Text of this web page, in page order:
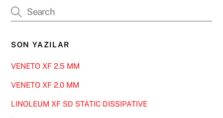
SON YAZILAR
VENETO XF 2.5 MM
VENETO XF 2.0 MM
LINOLEUM XF SD STATIC DISSIPATIVE